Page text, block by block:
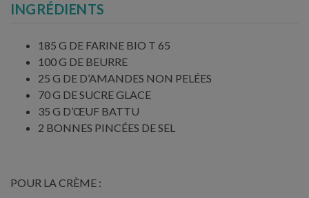
INGRÉDIENTS
185 G DE FARINE BIO T 65
100 G DE BEURRE
25 G DE D’AMANDES NON PELÉES
70 G DE SUCRE GLACE
35 G D’ŒUF BATTU
2 BONNES PINCÉES DE SEL
POUR LA CRÈME :